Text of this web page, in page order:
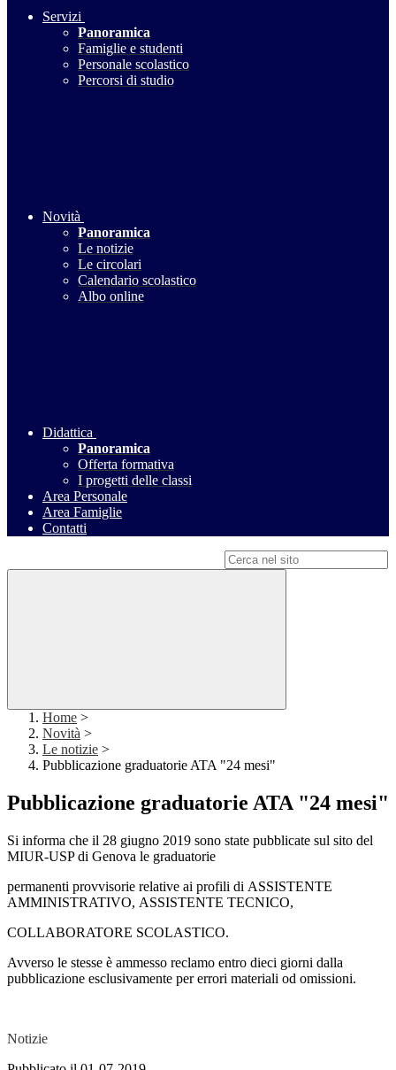
Servizi
Panoramica
Famiglie e studenti
Personale scolastico
Percorsi di studio
Novità
Panoramica
Le notizie
Le circolari
Calendario scolastico
Albo online
Didattica
Panoramica
Offerta formativa
I progetti delle classi
Area Personale
Area Famiglie
Contatti
Home >
Novità >
Le notizie >
Pubblicazione graduatorie ATA "24 mesi"
Pubblicazione graduatorie ATA "24 mesi"
Si informa che il 28 giugno 2019 sono state pubblicate sul sito del
MIUR-USP di Genova le graduatorie
permanenti provvisorie relative ai profili di ASSISTENTE
AMMINISTRATIVO, ASSISTENTE TECNICO,
COLLABORATORE SCOLASTICO.
Avverso le stesse è ammesso reclamo entro dieci giorni dalla
pubblicazione esclusivamente per errori materiali od omissioni.
Notizie